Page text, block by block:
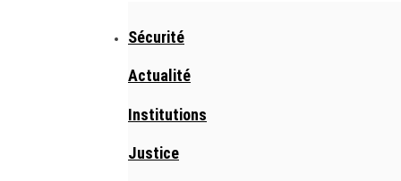
Sécurité
Actualité
Institutions
Justice